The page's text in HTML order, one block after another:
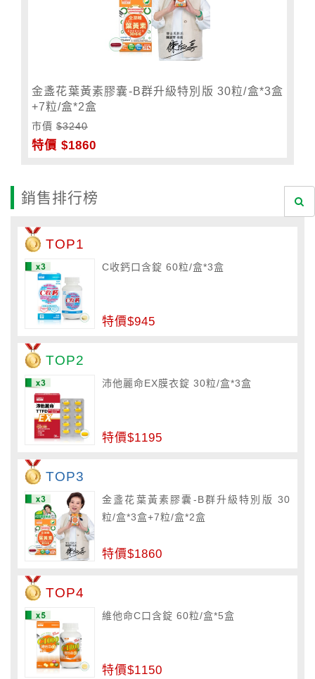
金盞花葉黃素膠囊-B群升級特別版 30粒/盒*3盒
+7粒/盒*2盒
市價 $3240
特價 $1860
銷售排行榜
TOP1
C收鈣口含錠 60粒/盒*3盒
特價$945
TOP2
沛他麗命EX膜衣錠 30粒/盒*3盒
特價$1195
TOP3
金盞花葉黃素膠囊-B群升級特別版 30
粒/盒*3盒+7粒/盒*2盒
特價$1860
TOP4
維他命C口含錠 60粒/盒*5盒
特價$1150